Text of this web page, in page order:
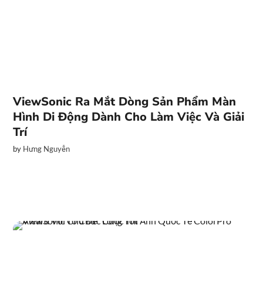
ViewSonic Ra Mắt Dòng Sản Phẩm Màn
Hình Di Động Dành Cho Làm Việc Và Giải
Trí
by Hưng Nguyễn